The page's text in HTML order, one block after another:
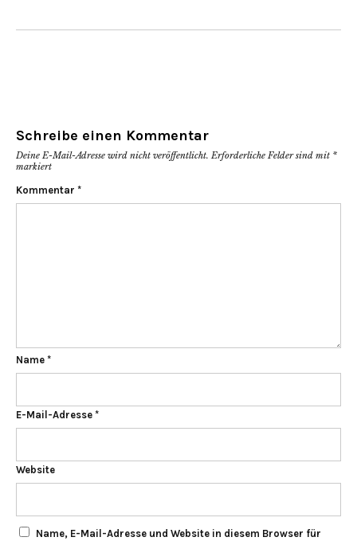
Schreibe einen Kommentar
Deine E-Mail-Adresse wird nicht veröffentlicht. Erforderliche Felder sind mit *
markiert
Kommentar *
Name *
E-Mail-Adresse *
Website
Name, E-Mail-Adresse und Website in diesem Browser für